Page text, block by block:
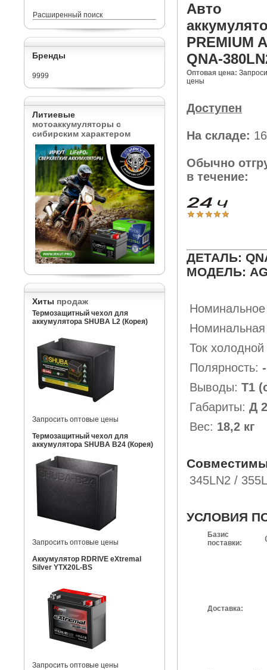
Расширенный поиск
Бренды
9999
Литиевые
мотоаккумуляторы с
сибирским характером
Хиты продаж
Термозащитный чехол для
аккумулятора SHUBA L2 (Корея)
Запросить оптовые цены
Термозащитный чехол для
аккумулятора SHUBA B24 (Корея)
Запросить оптовые цены
Аккумулятор RDRIVE eXtremal
Silver YTX20L-BS
Запросить оптовые цены
Авто
PREMIUM
QNA-
Оптовая цена:
цены
Доступен
На складе: 16
Обычно
в течение:
ДЕТАЛЬ:
МОДЕЛЬ:
Ток
Полярность:
Выводы: Т1
Габариты: Д
Вес: 18,2 кг
345LN2 /
УСЛОВИЯ
Базис
поставки:
Доставка: